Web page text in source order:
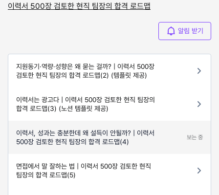
이력서 500장 검토한 현직 팀장의 합격 로드맵
알림 받기
지원동기·역량·성향은 왜 묻는 걸까? | 이력서 500장
검토한 현직 팀장의 합격 로드맵(2) (템플릿 제공)
이력서는 광고다 | 이력서 500장 검토한 현직 팀장의
합격 로드맵(3) (노션 템플릿 제공)
이력서, 성과는 충분한데 왜 설득이 안될까? | 이력서
500장 검토한 현직 팀장의 합격 로드맵(4)
보는 중
면접에서 말 잘하는 법 | 이력서 500장 검토한 현직
팀장의 합격 로드맵(5)